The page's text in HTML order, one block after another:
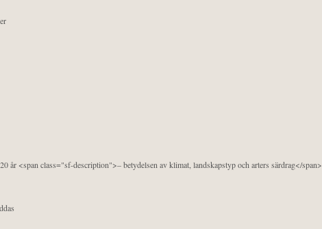
år <span class="sf-description">– betydelsen av klimat, landskapstyp och arters särdrag</span>